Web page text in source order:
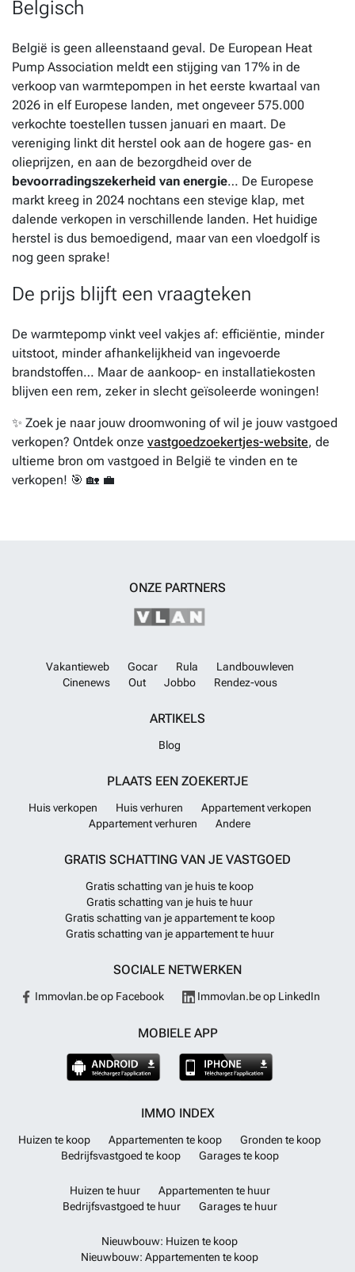
Belgisch
België is geen alleenstaand geval. De European Heat
Pump Association meldt een stijging van 17% in de
verkoop van warmtepompen in het eerste kwartaal van
2026 in elf Europese landen, met ongeveer 575.000
verkochte toestellen tussen januari en maart. De
vereniging linkt dit herstel ook aan de hogere gas- en
olieprijzen, en aan de bezorgdheid over de
bevoorradingszekerheid van energie… De Europese
markt kreeg in 2024 nochtans een stevige klap, met
dalende verkopen in verschillende landen. Het huidige
herstel is dus bemoedigend, maar van een vloedgolf is
nog geen sprake!
De prijs blijft een vraagteken
De warmtepomp vinkt veel vakjes af: efficiëntie, minder
uitstoot, minder afhankelijkheid van ingevoerde
brandstoffen… Maar de aankoop- en installatiekosten
blijven een rem, zeker in slecht geïsoleerde woningen!
✨ Zoek je naar jouw droomwoning of wil je jouw vastgoed
verkopen? Ontdek onze vastgoedzoekertjes-website, de
ultieme bron om vastgoed in België te vinden en te
verkopen! 🎯 🏡 💼
ONZE PARTNERS
Vakantieweb Gocar Rula
Landbouwleven
Cinenews
Out Jobbo Rendez-vous
ARTIKELS
Blog
PLAATS EEN ZOEKERTJE
Huis verkopen Huis verhuren
Appartement verkopen
Appartement verhuren
Andere
GRATIS SCHATTING VAN JE VASTGOED
Gratis schatting van je huis te koop
Gratis schatting van je huis te huur
Gratis schatting van je appartement te koop
Gratis schatting van je appartement te huur
SOCIALE NETWERKEN
Immovlan.be op Facebook Immovlan.be op LinkedIn
MOBIELE APP
IMMO INDEX
Huizen te koop Appartementen te koop
Gronden te koop
Bedrijfsvastgoed te koop
Garages te koop
Huizen te huur
Appartementen te huur
Bedrijfsvastgoed te huur
Garages te huur
Nieuwbouw: Huizen te koop
Nieuwbouw: Appartementen te koop